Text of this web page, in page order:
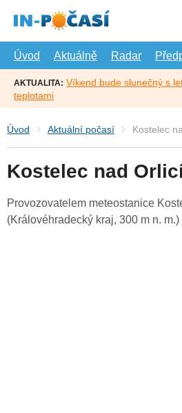
hlavní
Úvod
Aktuálně Radar
AKTUALITA: Víkend bude slunečný s
teplotami
Úvod Aktuální počasí Kostelec
Kostelec nad
Provozovatelem meteostanice
(Královéhradecký kraj, 300 m n. m.)